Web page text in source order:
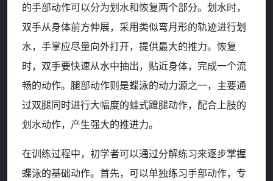
的手部动作可以分为划水和恢复两个部分。划水时，
双手从身体前方伸展，采用类似弯月形的轨迹进行划
水，手掌应尽量向外打开，提供最大的推力。恢复
时，双手要快速从水中抽出，贴近身体，完成一个流
畅的动作。腿部动作则是蝶泳的动力源之一，主要通
过双腿同时进行大幅度的蛙式蹬腿动作，配合上肢的
划水动作，产生强大的推进力。
在训练过程中，初学者可以通过分解练习来逐步掌握
蝶泳的基础动作。首先，可以单独练习手部动作，专